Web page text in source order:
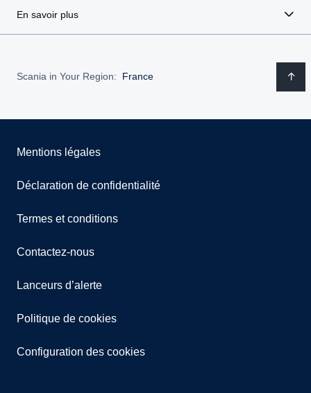
En savoir plus
Scania in Your Region: France
Mentions légales
Déclaration de confidentialité
Termes et conditions
Contactez-nous
Lanceurs d’alerte
Politique de cookies
Configuration des cookies